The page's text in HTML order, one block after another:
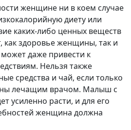
женщине ни в коем случае
диету или
каких-либо ценных веществ
как здоровье женщины, так и
даже привести к
Нельзя также
средства и чай, если только
лечащим врачом. Малыш с
усиленно расти, и для его
женщина должна